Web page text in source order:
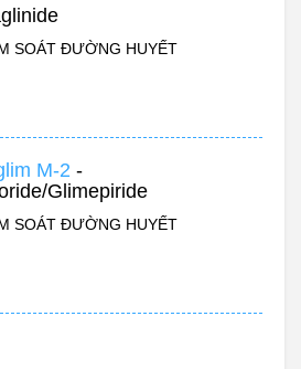
SOÁT ĐƯỜNG HUYẾT
M-2 -
Glimepiride
SOÁT ĐƯỜNG HUYẾT